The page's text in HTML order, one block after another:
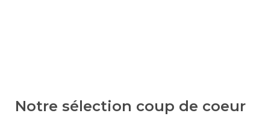
Notre sélection coup de coeur